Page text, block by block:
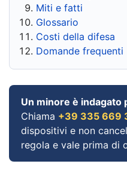
Miti e fatti
Glossario
Costi della difesa
Domande frequenti
Un minore è
Chiama +39 335 669
dispositivi e non
regola e vale prima di